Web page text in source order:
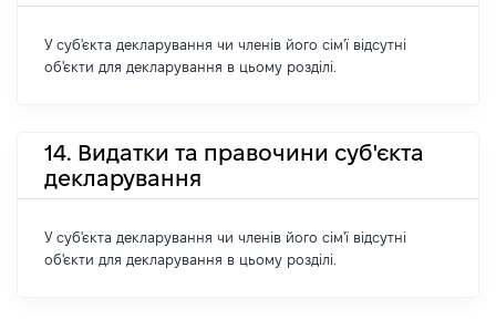
У суб'єкта декларування чи членів його сім'ї відсутні
об'єкти для декларування в цьому розділі.
14. Видатки та правочини суб'єкта
декларування
У суб'єкта декларування чи членів його сім'ї відсутні
об'єкти для декларування в цьому розділі.